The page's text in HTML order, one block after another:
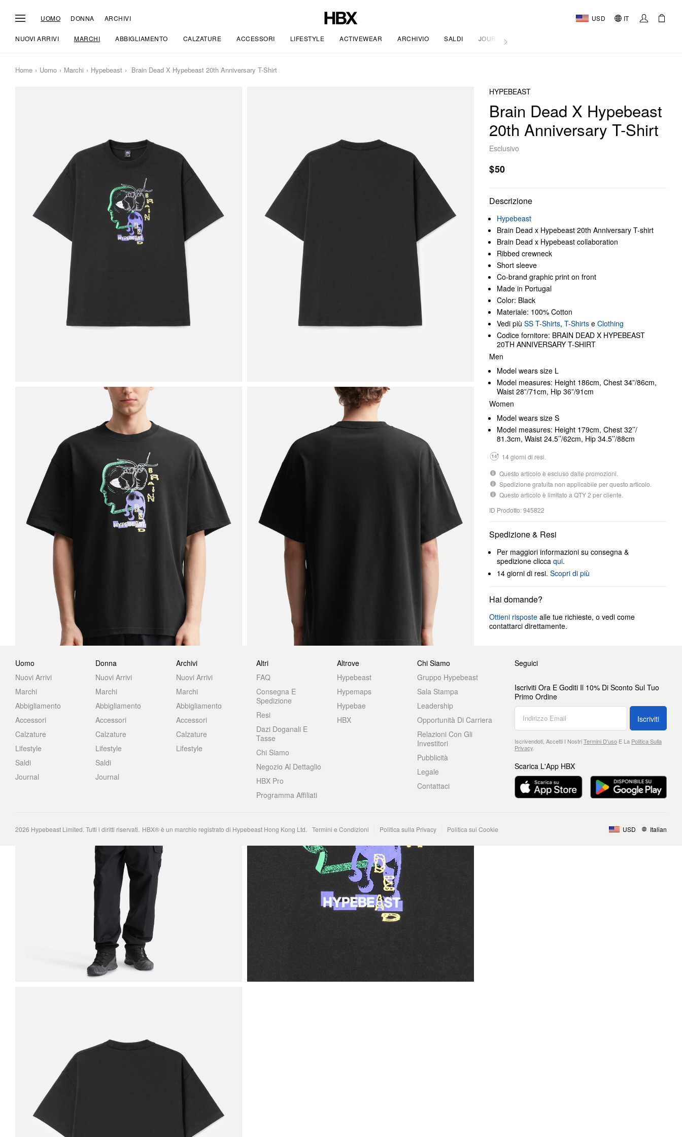
UOMO DONNA ARCHIVI USD IT
NUOVI ARRIVI MARCHI ABBIGLIAMENTO CALZATURE ACCESSORI LIFESTYLE ACTIVEWEAR ARCHIVIO SALDI JOURNAL
Home Uomo Marchi Hypebeast Brain Dead X Hypebeast 20th Anniversary T-Shirt
HYPEBEAST
Brain Dead X Hypebeast
20th Anniversary T-Shirt
Esclusivo
$50
Descrizione
Hypebeast
Brain Dead x Hypebeast 20th Anniversary T-shirt
Brain Dead x Hypebeast collaboration
Ribbed crewneck
Short sleeve
Co-brand graphic print on front
Made in Portugal
Color: Black
Materiale: 100% Cotton
Vedi più SS T-Shirts, T-Shirts e Clothing
Codice fornitore: BRAIN DEAD X HYPEBEAST
20TH ANNIVERSARY T-SHIRT
Men
Model wears size L
Model measures: Height 186cm, Chest 34”/86cm,
Waist 28”/71cm, Hip 36”/91cm
Women
Model wears size S
Model measures: Height 179cm, Chest 32’’/
81.3cm, Waist 24.5’’/62cm, Hip 34.5’’/88cm
14 giorni di resi.
Questo articolo è escluso dalle promozioni.
Spedizione gratuita non applicabile per questo articolo.
Questo articolo è limitato a QTY 2 per cliente.
ID Prodotto: 945822
Spedizione & Resi
Per maggiori informazioni su consegna &
spedizione clicca qui.
14 giorni di resi. Scopri di più
Hai domande?
Ottieni risposte alle tue richieste, o vedi come
contattarci direttamente.
Uomo
Nuovi Arrivi
Marchi
Abbigliamento
Accessori
Calzature
Lifestyle
Saldi
Journal
Donna
Nuovi Arrivi
Marchi
Abbigliamento
Accessori
Calzature
Lifestyle
Saldi
Journal
Archivi
Nuovi Arrivi
Marchi
Abbigliamento
Accessori
Calzature
Lifestyle
Altri
FAQ
Consegna E
Spedizione
Resi
Dazi Doganali E
Tasse
Chi Siamo
Negozio Al Dettaglio
HBX Pro
Programma Affiliati
Altrove
Hypebeast
Hypemaps
Hypebae
HBX
Chi Siamo
Gruppo Hypebeast
Sala Stampa
Leadership
Opportunità Di Carriera
Relazioni Con Gli
Investitori
Pubblicità
Legale
Contattaci
Seguici
Iscriviti Ora E Goditi Il 10% Di Sconto Sul Tuo
Primo Ordine
Iscriviti
Iscrivendoti, Accetti I NostriTermini D'usoE La Politica Sulla
Privacy.
Scarica L'App HBX
2026 Hypebeast Limited. Tutti i diritti riservati. HBX® è un marchio registrato di Hypebeast Hong Kong Ltd. Termini e Condizioni Politica sulla Privacy Politica sui Cookie USD Italian